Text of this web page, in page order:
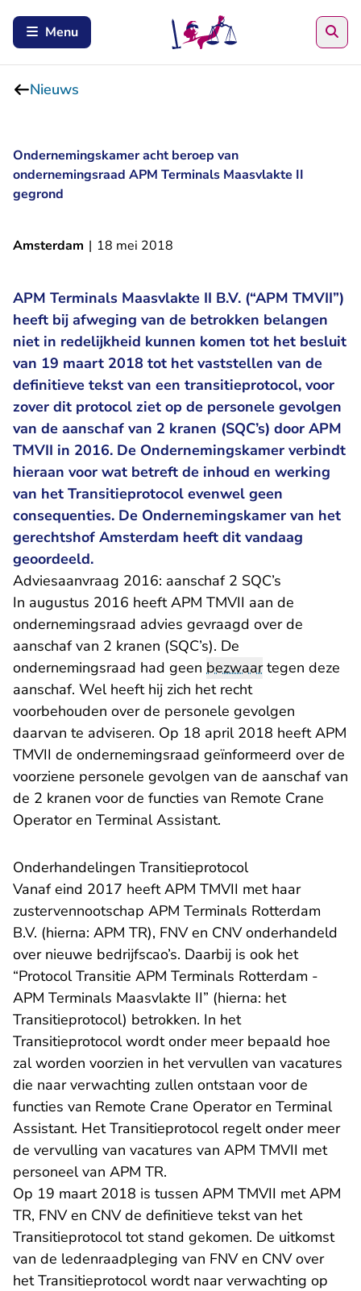
Menu
Nieuws
Ondernemingskamer acht beroep van
ondernemingsraad APM Terminals Maasvlakte II
gegrond
Amsterdam | 18 mei 2018
APM Terminals Maasvlakte II B.V. (“APM TMVII”)
heeft bij afweging van de betrokken belangen
niet in redelijkheid kunnen komen tot het besluit
van 19 maart 2018 tot het vaststellen van de
definitieve tekst van een transitieprotocol, voor
zover dit protocol ziet op de personele gevolgen
van de aanschaf van 2 kranen (SQC’s) door APM
TMVII in 2016. De Ondernemingskamer verbindt
hieraan voor wat betreft de inhoud en werking
van het Transitieprotocol evenwel geen
consequenties. De Ondernemingskamer van het
gerechtshof Amsterdam heeft dit vandaag
geoordeeld.
Adviesaanvraag 2016: aanschaf 2 SQC’s
In augustus 2016 heeft APM TMVII aan de
ondernemingsraad advies gevraagd over de
aanschaf van 2 kranen (SQC’s). De
ondernemingsraad had geen bezwaartegen deze
aanschaf. Wel heeft hij zich het recht
voorbehouden over de personele gevolgen
daarvan te adviseren. Op 18 april 2018 heeft APM
TMVII de ondernemingsraad geïnformeerd over de
voorziene personele gevolgen van de aanschaf van
de 2 kranen voor de functies van Remote Crane
Operator en Terminal Assistant.
Onderhandelingen Transitieprotocol
Vanaf eind 2017 heeft APM TMVII met haar
zustervennootschap APM Terminals Rotterdam
B.V. (hierna: APM TR), FNV en CNV onderhandeld
over nieuwe bedrijfscao’s. Daarbij is ook het
“Protocol Transitie APM Terminals Rotterdam -
APM Terminals Maasvlakte II” (hierna: het
Transitieprotocol) betrokken. In het
Transitieprotocol wordt onder meer bepaald hoe
zal worden voorzien in het vervullen van vacatures
die naar verwachting zullen ontstaan voor de
functies van Remote Crane Operator en Terminal
Assistant. Het Transitieprotocol regelt onder meer
de vervulling van vacatures van APM TMVII met
personeel van APM TR.
Op 19 maart 2018 is tussen APM TMVII met APM
TR, FNV en CNV de definitieve tekst van het
Transitieprotocol tot stand gekomen. De uitkomst
van de ledenraadpleging van FNV en CNV over
het Transitieprotocol wordt naar verwachting op